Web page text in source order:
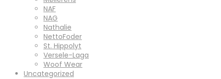
NAF
NAG
Nathalie
NettoFoder
St. Hippolyt
Versele-Laga
Woof Wear
Uncategorized